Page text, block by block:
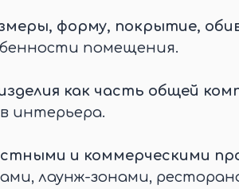
форму, покрытие,
помещения.
как часть общей
интерьера.
и коммерческими
лаунж-зонами,